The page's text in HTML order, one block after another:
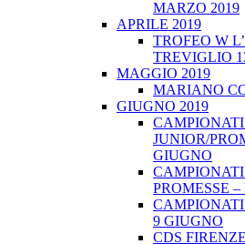
MARZO 2019
APRILE 2019
TROFEO W
TREVIGLIO
MAGGIO 2019
MARIANO
GIUGNO 2019
JUNIOR/
GIUGNO
PROMESSE
9 GIUGNO
CDS